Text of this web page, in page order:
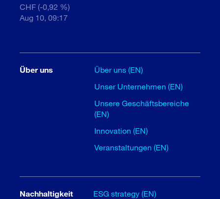
CHF (-0,92 %)
Aug 10, 09:17
Über uns
Über uns (EN)
Unser Unternehmen (EN)
Unsere Geschäftsbereiche
(EN)
Innovation (EN)
Veranstaltungen (EN)
Nachhaltigkeit
ESG strategy (EN)